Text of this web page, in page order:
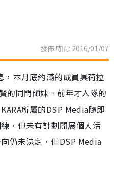
發佈時間: 2016/01/07
，本月底約滿的成員具荷拉
的同門師妹。前年才入隊的
所屬的DSP Media隨即
，但未有計劃開展個人活
仍未決定，但DSP Media